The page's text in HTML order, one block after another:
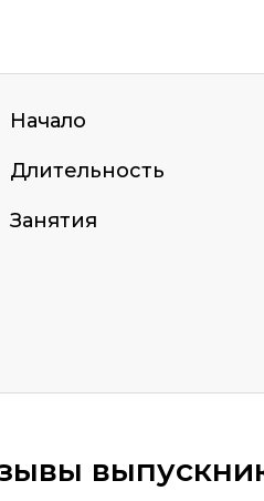
Начало
Длительность
Занятия
Стоимость *